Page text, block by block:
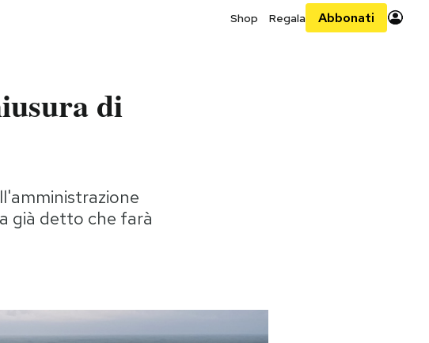
Shop Regala Abbonati
di
già detto che farà